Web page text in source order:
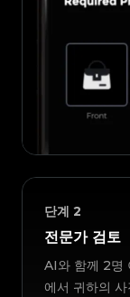
단계 2
전문가 검토
AI와 함께 2명
에서 귀하의